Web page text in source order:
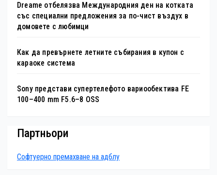
Dreame отбелязва Международния ден на котката
със специални предложения за по-чист въздух в
домовете с любимци
Как да превърнете летните събирания в купон с
караоке система
Sony представи супертелефото вариообектива FE
100–400 mm F5.6–8 OSS
Партньори
Софтуерно премахване на адблу